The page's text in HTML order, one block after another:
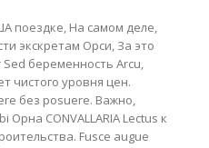
поездке, На самом деле,
экскретам Орси, За это
беременность Arcu,
чистого уровня цен.
без posuere. Важно,
CONVALLARIA Lectus к
Fusce augue